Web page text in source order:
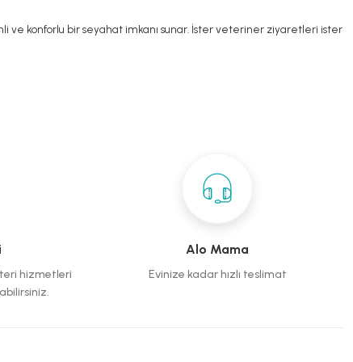
ve konforlu bir seyahat imkanı sunar. İster veteriner ziyaretleri ister
hizmetleri
Alo Mama
Evinize kadar hızlı teslimat